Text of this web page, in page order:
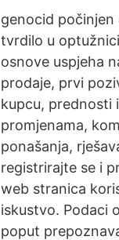
genocid počinjen
tvrdilo u
osnove uspjeha
prodaje, prvi
kupcu, prednosti
promjenama,
ponašanja,
registrirajte se i
web stranica
iskustvo. Podaci
poput